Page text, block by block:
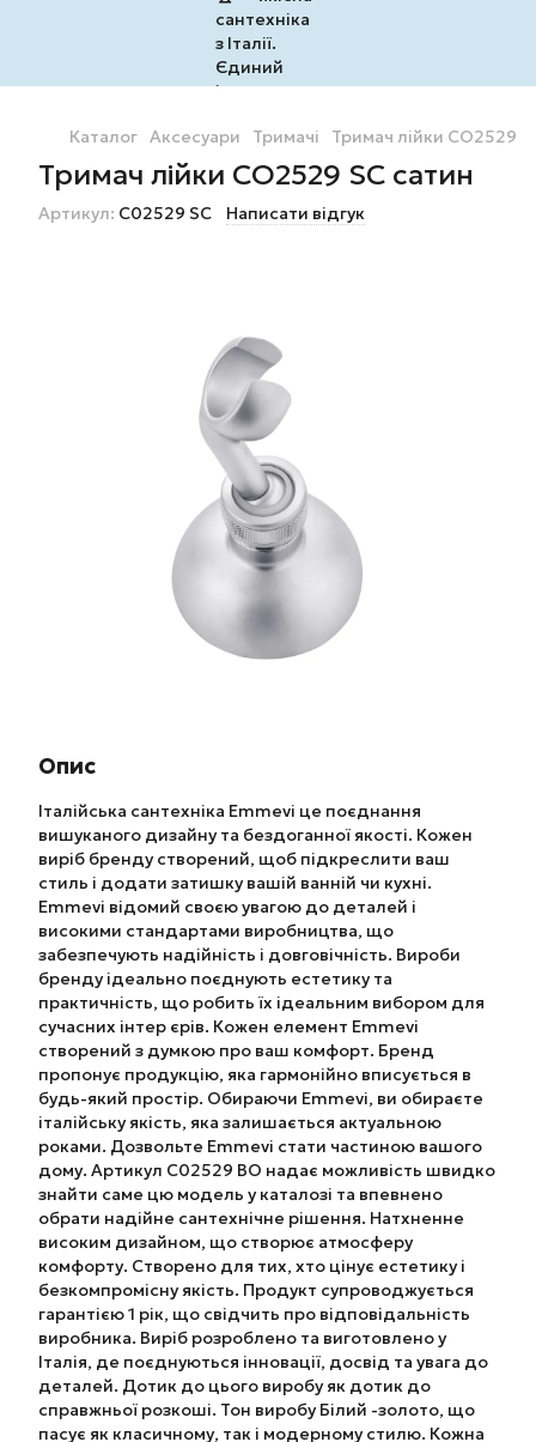
Каталог Аксесуари Тримачі Тримач лійки CO2529
Тримач лійки CO2529 SC сатин
Артикул: C02529 SC Написати відгук
Опис
Італійська сантехніка Emmevi це поєднання
вишуканого дизайну та бездоганної якості. Кожен
виріб бренду створений, щоб підкреслити ваш
стиль і додати затишку вашій ванній чи кухні.
Emmevi відомий своєю увагою до деталей і
високими стандартами виробництва, що
забезпечують надійність і довговічність. Вироби
бренду ідеально поєднують естетику та
практичність, що робить їх ідеальним вибором для
сучасних інтер єрів. Кожен елемент Emmevi
створений з думкою про ваш комфорт. Бренд
пропонує продукцію, яка гармонійно вписується в
будь-який простір. Обираючи Emmevi, ви обираєте
італійську якість, яка залишається актуальною
роками. Дозвольте Emmevi стати частиною вашого
дому. Артикул C02529 BO надає можливість швидко
знайти саме цю модель у каталозі та впевнено
обрати надійне сантехнічне рішення. Натхненне
високим дизайном, що створює атмосферу
комфорту. Створено для тих, хто цінує естетику і
безкомпромісну якість. Продукт супроводжується
гарантією 1 рік, що свідчить про відповідальність
виробника. Виріб розроблено та виготовлено у
Італія, де поєднуються інновації, досвід та увага до
деталей. Дотик до цього виробу як дотик до
справжньої розкоші. Тон виробу Білий -золото, що
пасує як класичному, так і модерному стилю. Кожна